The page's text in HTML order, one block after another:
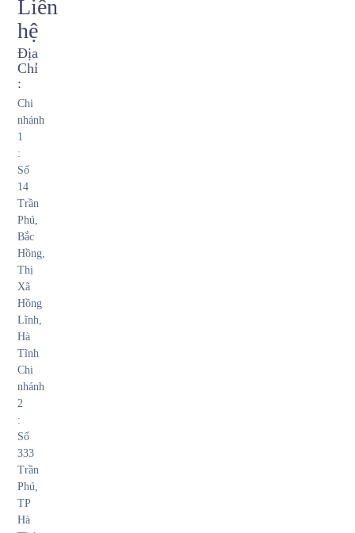
Liên
hệ
Địa
Chỉ
:
Chi
nhánh
1
:
Số
14
Trần
Phú,
Bắc
Hồng,
Thị
Xã
Hồng
Lĩnh,
Hà
Tĩnh
Chi
nhánh
2
:
Số
333
Trần
Phú,
TP
Hà